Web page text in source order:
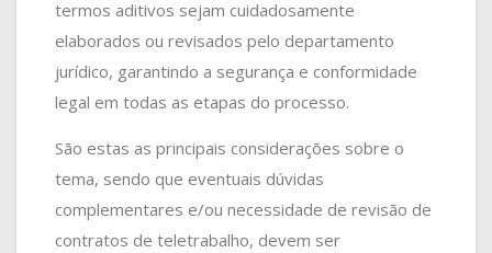
termos aditivos sejam cuidadosamente
elaborados ou revisados pelo departamento
jurídico, garantindo a segurança e conformidade
legal em todas as etapas do processo.
São estas as principais considerações sobre o
tema, sendo que eventuais dúvidas
complementares e/ou necessidade de revisão de
contratos de teletrabalho, devem ser